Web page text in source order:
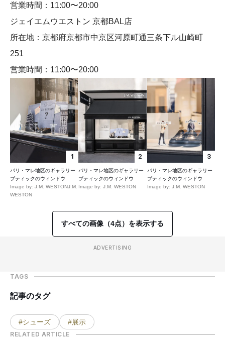
営業時間：11:00〜20:00
ジェイエムウエストン 京都BAL店
所在地：京都府京都市中京区河原町通三条下ル山崎町
251
営業時間：11:00〜20:00
1
パリ・マレ地区のギャラリー
ブティックのウィンドウ
Image by: J.M. WESTONJ.M.
WESTON
2
パリ・マレ地区のギャラリー
ブティックのウィンドウ
Image by: J.M. WESTON
3
パリ・マレ地区のギャラリー
ブティックのウィンドウ
Image by: J.M. WESTON
すべての画像（4点）を表示する
ADVERTISING
TAGS
記事のタグ
#シューズ #展示
RELATED ARTICLE